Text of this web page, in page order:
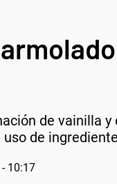
de vainilla
de
10:17